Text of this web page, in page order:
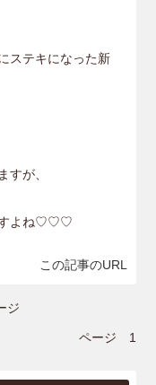
ステキになった新
すが、
すよね♡♡♡
この記事のURL
ジ
ページ 1